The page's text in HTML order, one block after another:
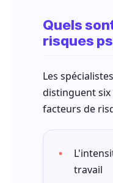
Quels
risques
Les
distinguent
facteurs de
travail